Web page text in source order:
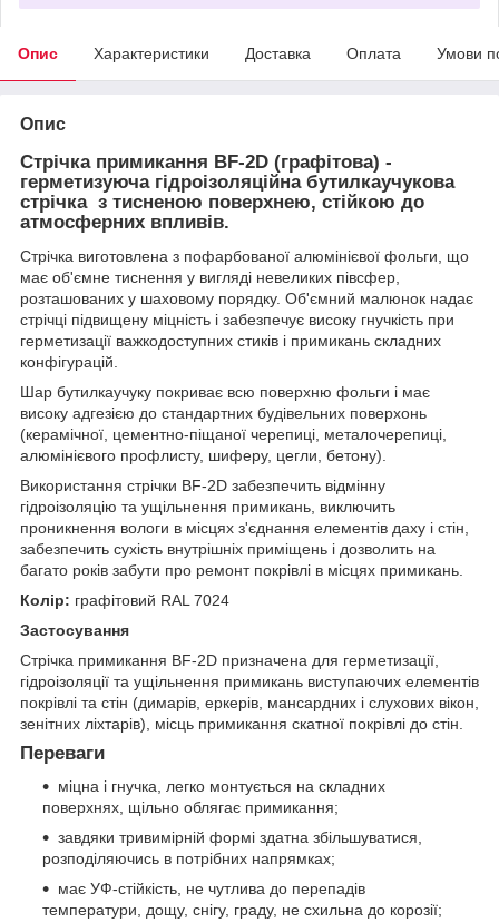
Опис Характеристики Доставка Оплата Умови
Опис
Стрічка примикання BF-2D (графітова) -
герметизуюча гідроізоляційна бутилкаучукова
стрічка з тисненою поверхнею, стійкою до
атмосферних впливів.
Стрічка виготовлена з пофарбованої алюмінієвої фольги, що
має об'ємне тиснення у вигляді невеликих півсфер,
розташованих у шаховому порядку. Об'ємний малюнок надає
стрічці підвищену міцність і забезпечує високу гнучкість при
герметизації важкодоступних стиків і примикань складних
конфігурацій.
Шар бутилкаучуку покриває всю поверхню фольги і має
високу адгезією до стандартних будівельних поверхонь
(керамічної, цементно-піщаної черепиці, металочерепиці,
алюмінієвого профлисту, шиферу, цегли, бетону).
Використання стрічки BF-2D забезпечить відмінну
гідроізоляцію та ущільнення примикань, виключить
проникнення вологи в місцях з'єднання елементів даху і стін,
забезпечить сухість внутрішніх приміщень і дозволить на
багато років забути про ремонт покрівлі в місцях примикань.
Колір: графітовий RAL 7024
Застосування
Стрічка примикання BF-2D призначена для герметизації,
гідроізоляції та ущільнення примикань виступаючих елементів
покрівлі та стін (димарів, еркерів, мансардних і слухових вікон,
зенітних ліхтарів), місць примикання скатної покрівлі до стін.
Переваги
міцна і гнучка, легко монтується на складних
поверхнях, щільно облягає примикання;
завдяки тривимірній формі здатна збільшуватися,
розподіляючись в потрібних напрямках;
має УФ-стійкість, не чутлива до перепадів
температури, дощу, снігу, граду, не схильна до корозії;